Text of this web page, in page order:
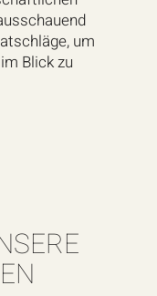
um
Blick zu